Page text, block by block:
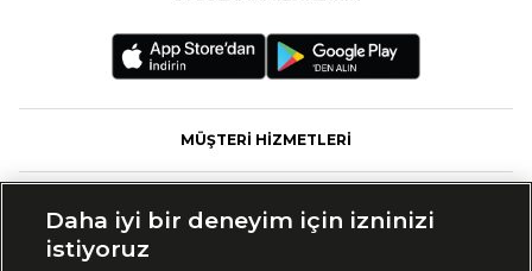
MÜŞTERİ HİZMETLERİ
Daha iyi bir deneyim için izninizi
istiyoruz